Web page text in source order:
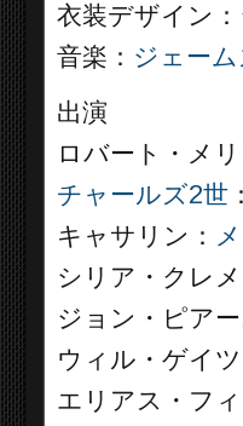
衣装デザイン：
音楽： ジェー
出演
ロバート・メリ
チャールズ2世 ：
キャサリン：
シリア・クレメ
ジョン・ピアー
ウィル・ゲイツ
エリアス・フィ